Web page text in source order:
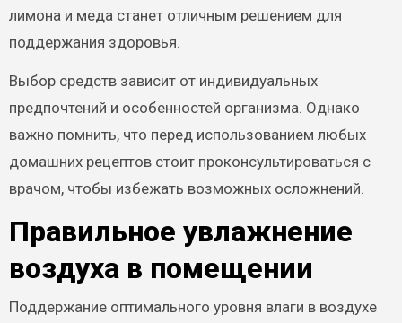
лимона и меда станет отличным решением для
поддержания здоровья.
Выбор средств зависит от индивидуальных
предпочтений и особенностей организма. Однако
важно помнить, что перед использованием любых
домашних рецептов стоит проконсультироваться с
врачом, чтобы избежать возможных осложнений.
Правильное увлажнение
воздуха в помещении
Поддержание оптимального уровня влаги в воздухе